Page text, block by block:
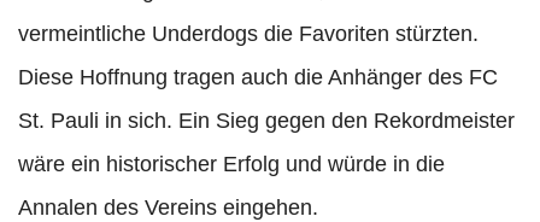
vermeintliche Underdogs die Favoriten stürzten.
Diese Hoffnung tragen auch die Anhänger des FC
St. Pauli in sich. Ein Sieg gegen den Rekordmeister
wäre ein historischer Erfolg und würde in die
Annalen des Vereins eingehen.